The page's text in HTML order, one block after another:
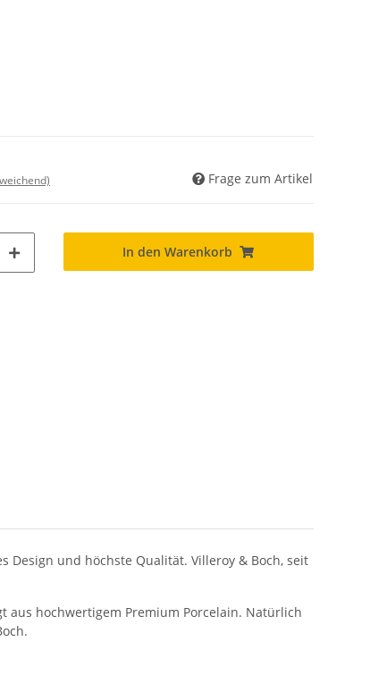
Frage zum Artikel
In den Warenkorb
und höchste Qualität. Villeroy & Boch, seit
aus hochwertigem Premium Porcelain. Natürlich